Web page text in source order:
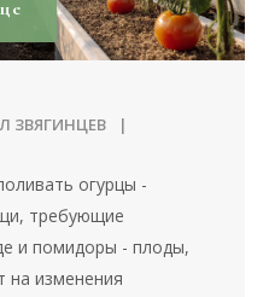
ЗВЯГИНЦЕВ
огурцы -
требующие
ипомидоры -плоды,
на изменения